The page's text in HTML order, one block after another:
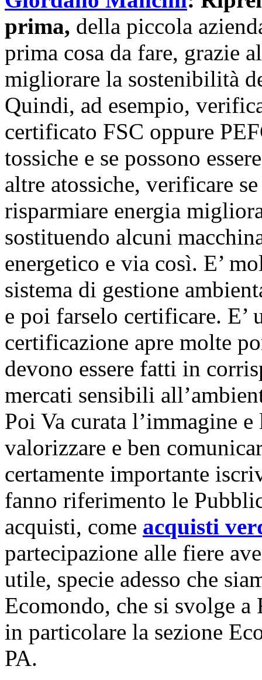
prima, della piccola
prima cosa da fare, grazie
migliorare la sostenibilità
Quindi, ad esempio,
certificato FSC oppure
tossiche e se possono
altre atossiche, verificare
risparmiare energia
sostituendo alcuni
energetico e via così. E’
sistema di gestione
e poi farselo certificare. E’
certificazione apre molte
devono essere fatti in
mercati sensibili
Poi Va curata l’immagine
valorizzare e ben
certamente importante
fanno riferimento le
acquisti, come acquisti
partecipazione alle fiere
utile, specie adesso che
Ecomondo, che si svolge
in particolare la sezione
PA.